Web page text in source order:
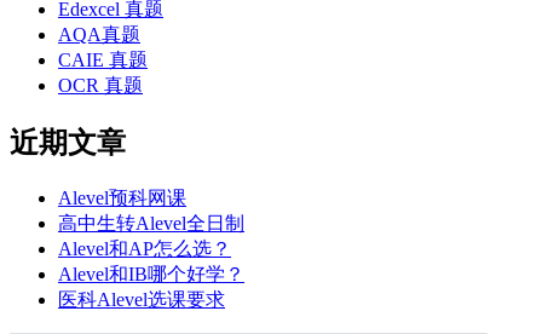
Edexcel 真题
AQA真题
CAIE 真题
OCR 真题
近期文章
Alevel预科网课
高中生转Alevel全日制
Alevel和AP怎么选？
Alevel和IB哪个好学？
医科Alevel选课要求